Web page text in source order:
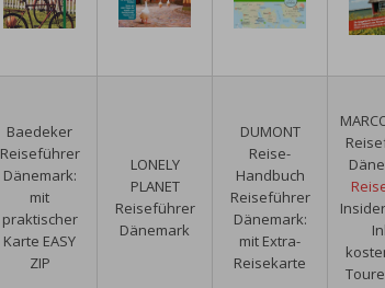
Baedeker
Reiseführer
Dänemark:
mit
praktischer
Karte EASY
ZIP
LONELY
PLANET
Reiseführer
Dänemark
DUMONT
Reise-
Handbuch
Reiseführer
Dänemark:
mit Extra-
Reisekarte